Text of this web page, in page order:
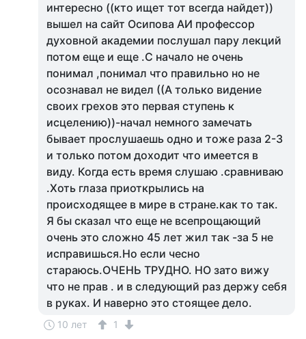
интересно ((кто ищет тот всегда найдет))
вышел на сайт Осипова АИ профессор
духовной академии послушал пару лекций
потом еще и еще .С начало не очень
понимал ,понимал что правильно но не
осознавал не видел ((А только видение
своих грехов это первая ступень к
исцелению))-начал немного замечать
бывает прослушаешь одно и тоже раза 2-3
и только потом доходит что имеется в
виду. Когда есть время слушаю .сравниваю
.Хоть глаза приоткрылись на
происходящее в мире в стране.как то так.
Я бы сказал что еще не всепрощающий
очень это сложно 45 лет жил так -за 5 не
исправишься.Но если чесно
стараюсь.ОЧЕНЬ ТРУДНО. НО зато вижу
что не прав . и в следующий раз держу себя
в руках. И наверно это стоящее дело.
10 лет 1